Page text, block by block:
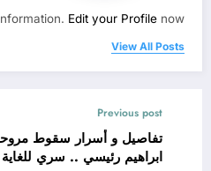
Edit your Profile now.
View All Posts
Previous post
تفاصيل و أسرار سقوط
ابراهيم رئيسي .. سري